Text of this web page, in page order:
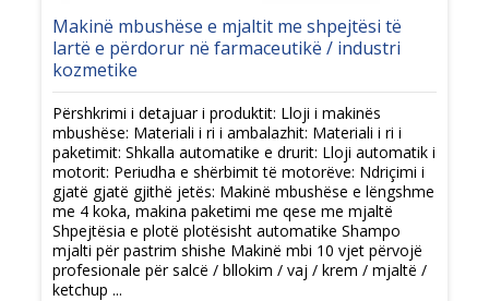
Makinë mbushëse e mjaltit me shpejtësi të
lartë e përdorur në farmaceutikë / industri
kozmetike
Përshkrimi i detajuar i produktit: Lloji i makinës
mbushëse: Materiali i ri i ambalazhit: Materiali i ri i
paketimit: Shkalla automatike e drurit: Lloji automatik i
motorit: Periudha e shërbimit të motorëve: Ndriçimi i
gjatë gjatë gjithë jetës: Makinë mbushëse e lëngshme
me 4 koka, makina paketimi me qese me mjaltë
Shpejtësia e plotë plotësisht automatike Shampo
mjalti për pastrim shishe Makinë mbi 10 vjet përvojë
profesionale për salcë / bllokim / vaj / krem / mjaltë /
ketchup ...